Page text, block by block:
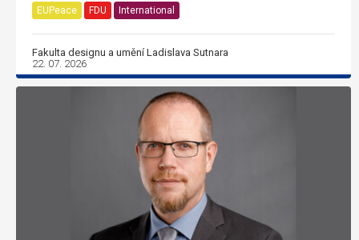
EUPeace FDU International
Fakulta designu a umění Ladislava Sutnara
22. 07. 2026